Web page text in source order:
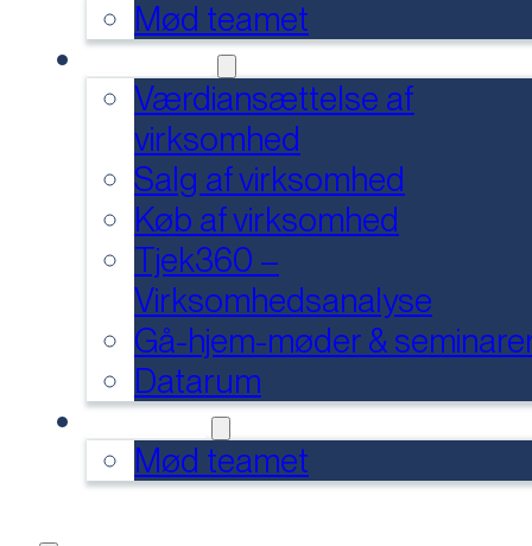
Mød teamet
Værdiansættelse af
virksomhed
Salg af virksomhed
Køb af virksomhed
Tjek360 –
Virksomhedsanalyse
Gå-hjem-møder &
Datarum
Mød teamet